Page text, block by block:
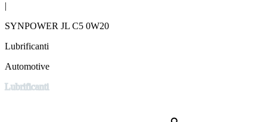
|
SYNPOWER JL C5 0W20
Lubrificanti
Automotive
Lubrificanti